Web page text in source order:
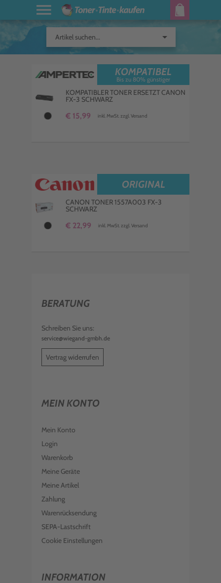
Artikel suchen... arrow_drop_down
KOMPATIBEL
Bis zu 80% günstiger
KOMPATIBLER TONER ERSETZT CANON
FX-3 SCHWARZ
€ 15,99 inkl. MwSt. zzgl. Versand
ORIGINAL
CANON TONER 1557A003 FX-3
SCHWARZ
€ 22,99 inkl. MwSt. zzgl. Versand
BERATUNG
Schreiben Sie uns:
service@wiegand-gmbh.de
Vertrag widerrufen
MEIN KONTO
Mein Konto
Login
Warenkorb
Meine Geräte
Meine Artikel
Zahlung
Warenrücksendung
SEPA-Lastschrift
Cookie Einstellungen
INFORMATION